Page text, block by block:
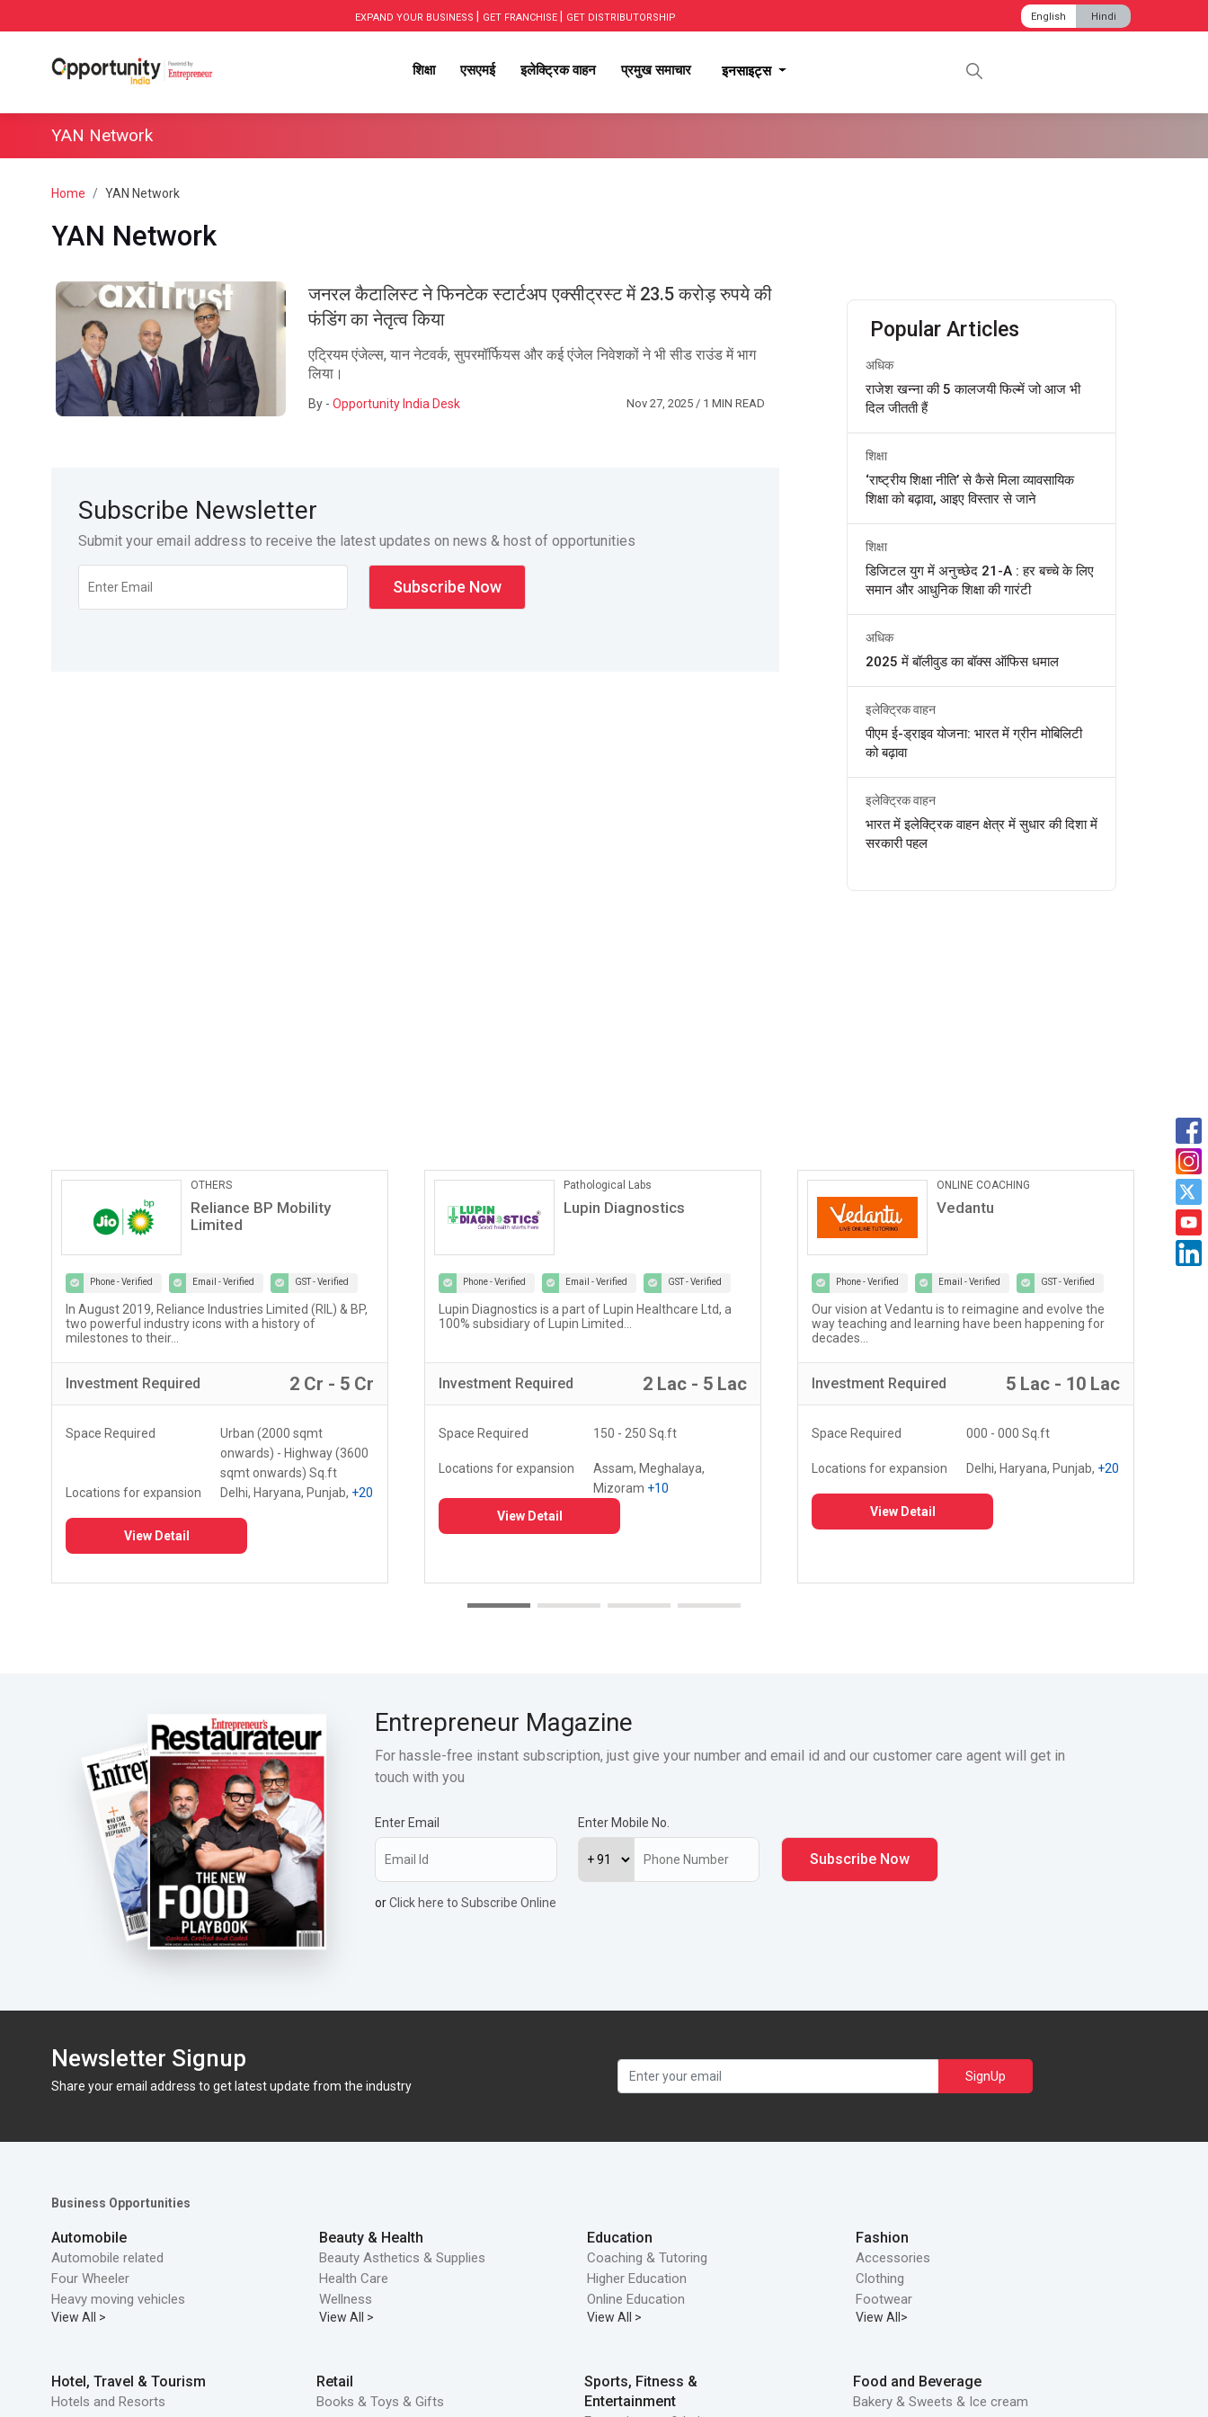
EXPAND YOUR BUSINESS GET FRANCHISE GET DISTRIBUTORSHIP English Hindi
शिक्षा एसएमई इलेक्ट्रिक वाहन प्रमुख समाचार इनसाइट्स
YAN Network
Home YAN Network
YAN Network
जनरल कैटालिस्ट ने फिनटेक स्टार्टअप एक्सीट्रस्ट में 23.5 करोड़ रुपये की
फंडिंग का नेतृत्व किया
एट्रियम एंजेल्स, यान नेटवर्क, सुपरमॉर्फियस और कई एंजेल निवेशकों ने भी सीड राउंड में भाग
लिया।
By - Opportunity India Desk Nov 27, 2025/ 1 MIN READ
Subscribe Newsletter
Submit your email address to receive the latest updates on news & host of opportunities
Popular Articles
अधिक
राजेश खन्ना की 5 कालजयी फिल्में जो आज भी
दिल जीतती हैं
शिक्षा
‘राष्ट्रीय शिक्षा नीति’ से कैसे मिला व्यावसायिक
शिक्षा को बढ़ावा, आइए विस्तार से जाने
शिक्षा
डिजिटल युग में अनुच्छेद 21-A : हर बच्चे के लिए
समान और आधुनिक शिक्षा की गारंटी
अधिक
2025 में बॉलीवुड का बॉक्स ऑफिस धमाल
इलेक्ट्रिक वाहन
पीएम ई-ड्राइव योजना: भारत में ग्रीन मोबिलिटी
को बढ़ावा
इलेक्ट्रिक वाहन
भारत में इलेक्ट्रिक वाहन क्षेत्र में सुधार की दिशा में
सरकारी पहल
OTHERS
Reliance BP Mobility
Limited
Phone - Verified Email - Verified GST - Verified
In August 2019, Reliance Industries Limited (RIL) & BP,
two powerful industry icons with a history of
milestones to their...
Investment Required 2 Cr - 5 Cr
Space Required
Urban (2000 sqmt
onwards) - Highway (3600
sqmt onwards) Sq.ft
Locations for expansion
Delhi, Haryana, Punjab, +20
View Detail
Pathological Labs
Lupin Diagnostics
Phone - Verified Email - Verified GST - Verified
Lupin Diagnostics is a part of Lupin Healthcare Ltd, a
100% subsidiary of Lupin Limited...
Investment Required 2 Lac - 5 Lac
Space Required 150 - 250 Sq.ft
Locations for expansion
Assam, Meghalaya,
Mizoram +10
View Detail
ONLINE COACHING
Vedantu
Phone - Verified Email - Verified GST - Verified
Our vision at Vedantu is to reimagine and evolve the
way teaching and learning have been happening for
decades...
Investment Required 5 Lac - 10 Lac
Space Required 000 - 000 Sq.ft
Locations for expansion Delhi, Haryana, Punjab, +20
View Detail
Entrepreneur Magazine
For hassle-free instant subscription, just give your number and email id and our customer care agent will get in
touch with you
Enter Email Enter Mobile No.
orClick here to Subscribe Online
Newsletter Signup
Share your email address to get latest update from the industry
SignUp
Business Opportunities
Automobile
Automobile related
Four Wheeler
Heavy moving vehicles
View All >
Beauty & Health
Beauty Asthetics & Supplies
Health Care
Wellness
View All >
Education
Coaching & Tutoring
Higher Education
Online Education
View All >
Fashion
Accessories
Clothing
Footwear
View All>
Hotel, Travel & Tourism
Hotels and Resorts
Retail
Books & Toys & Gifts
Sports, Fitness &
Entertainment
Food and Beverage
Bakery & Sweets & Ice cream